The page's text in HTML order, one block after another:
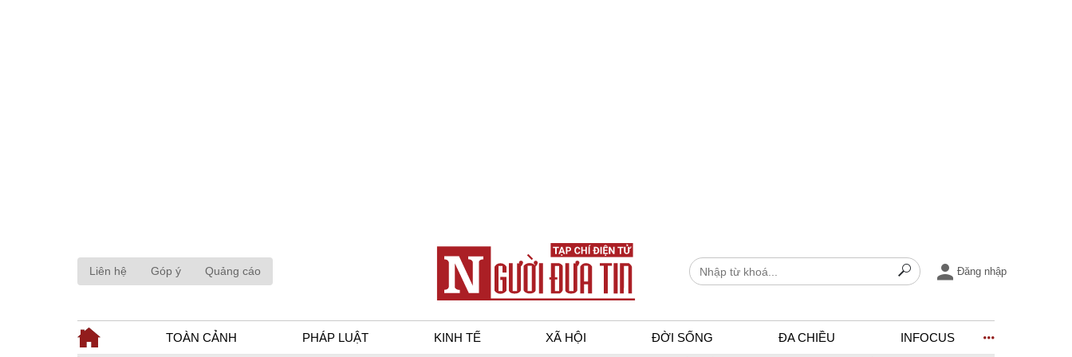
Liên hệ Góp ý Quảng cáo Đăng nhập
TOÀN CẢNH PHÁP LUẬT KINH TẾ XÃ HỘI ĐỜI SỐNG ĐA CHIỀU INFOCUS